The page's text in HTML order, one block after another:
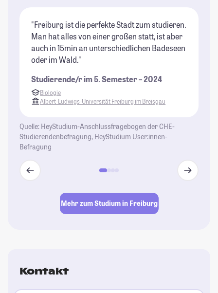
"Freiburg ist die perfekte Stadt zum studieren.
Man hat alles von einer großen statt, ist aber
auch in 15min an unterschiedlichen Badeseen
oder im Wald."
Studierende/r im 5. Semester – 2024
Biologie
Albert-Ludwigs-Universität Freiburg im Breisgau
Quelle: HeyStudium-Anschlussfragebogen der CHE-
Studierendenbefragung, HeyStudium User:innen-
Befragung
Mehr zum Studium in Freiburg
Kontakt